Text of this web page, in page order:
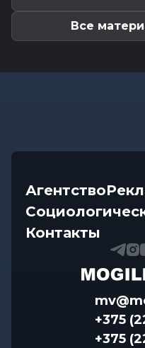
Все
Агентство
Контакты
+375
+375